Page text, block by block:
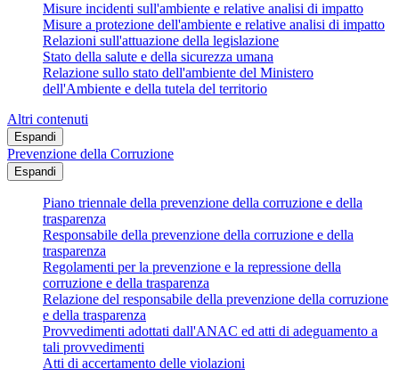
Misure incidenti sull'ambiente e relative analisi di impatto
Misure a protezione dell'ambiente e relative analisi di impatto
Relazioni sull'attuazione della legislazione
Stato della salute e della sicurezza umana
Relazione sullo stato dell'ambiente del Ministero
dell'Ambiente e della tutela del territorio
Altri contenuti
Espandi
Prevenzione della Corruzione
Espandi
Piano triennale della prevenzione della corruzione e della
trasparenza
Responsabile della prevenzione della corruzione e della
trasparenza
Regolamenti per la prevenzione e la repressione della
corruzione e della trasparenza
Relazione del responsabile della prevenzione della corruzione
e della trasparenza
Provvedimenti adottati dall'ANAC ed atti di adeguamento a
tali provvedimenti
Atti di accertamento delle violazioni